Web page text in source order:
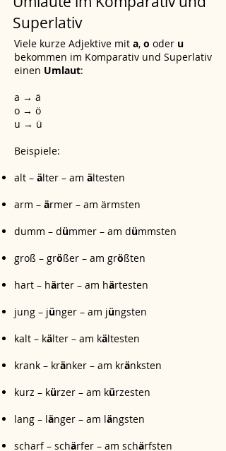
Superlativ
Viele kurze Adjektive mit a, o oder u
bekommen im Komparativ und Superlativ
einen Umlaut:
a → ä
o → ö
u → ü
Beispiele:
alt – älter – am ältesten
arm – ärmer – am ärmsten
dumm – dümmer – am dümmsten
groß – größer – am größten
hart – härter – am härtesten
jung – jünger – am jüngsten
kalt – kälter – am kältesten
krank – kränker – am kränksten
kurz – kürzer – am kürzesten
lang – länger – am längsten
scharf – schärfer – am schärfsten